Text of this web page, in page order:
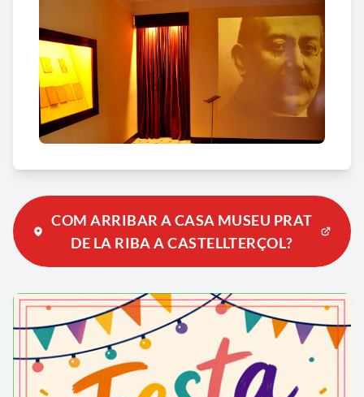
COM ARRIBAR A CASA MUSEU PRAT
DE LA RIBA A CASTELLTERÇOL?